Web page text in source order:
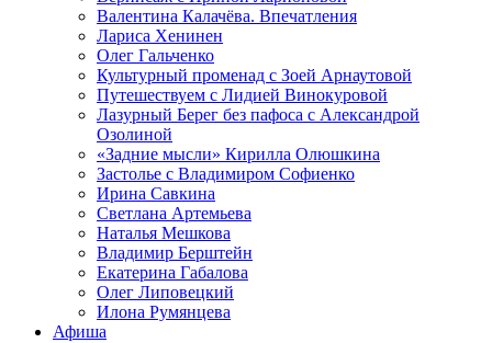
Валентина Калачёва. Впечатления
Лариса Хенинен
Олег Гальченко
Культурный променад с Зоей Арнаутовой
Путешествуем с Лидией Винокуровой
Лазурный Берег без пафоса с Александрой
Озолиной
«Задние мысли» Кирилла Олюшкина
Застолье с Владимиром Софиенко
Ирина Савкина
Светлана Артемьева
Наталья Мешкова
Владимир Берштейн
Екатерина Габалова
Олег Липовецкий
Илона Румянцева
Афиша